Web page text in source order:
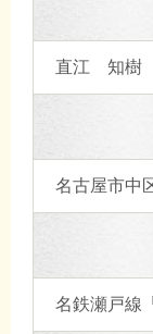
直江 知樹
名古屋市中
名鉄瀬戸線